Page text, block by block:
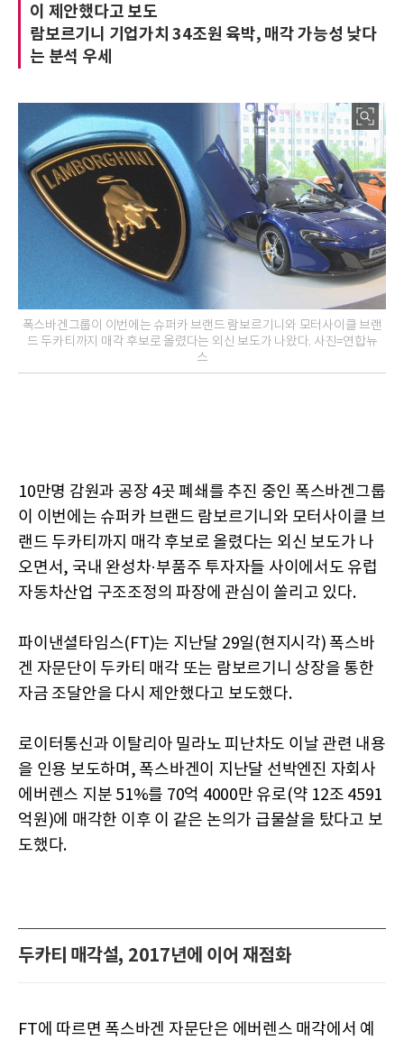
이 제안했다고 보도
람보르기니 기업가치 34조원 육박, 매각 가능성 낮다
는 분석 우세
폭스바겐그룹이 이번에는 슈퍼카 브랜드 람보르기니와 모터사이클 브랜
드 두카티까지 매각 후보로 올렸다는 외신 보도가 나왔다. 사진=연합뉴
스
10만명 감원과 공장 4곳 폐쇄를 추진 중인 폭스바겐그룹
이 이번에는 슈퍼카 브랜드 람보르기니와 모터사이클 브
랜드 두카티까지 매각 후보로 올렸다는 외신 보도가 나
오면서, 국내 완성차·부품주 투자자들 사이에서도 유럽
자동차산업 구조조정의 파장에 관심이 쏠리고 있다.
파이낸셜타임스(FT)는 지난달 29일(현지시각) 폭스바
겐 자문단이 두카티 매각 또는 람보르기니 상장을 통한
자금 조달안을 다시 제안했다고 보도했다.
로이터통신과 이탈리아 밀라노 피난차도 이날 관련 내용
을 인용 보도하며, 폭스바겐이 지난달 선박엔진 자회사
에버렌스 지분 51%를 70억 4000만 유로(약 12조 4591
억원)에 매각한 이후 이 같은 논의가 급물살을 탔다고 보
도했다.
두카티 매각설, 2017년에 이어 재점화
FT에 따르면 폭스바겐 자문단은 에버렌스 매각에서 예